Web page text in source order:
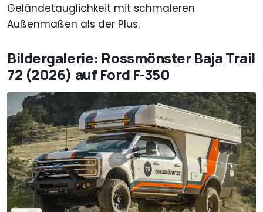
Geländetauglichkeit mit schmaleren
Außenmaßen als der Plus.
Bildergalerie: Rossmönster Baja Trail
72 (2026) auf Ford F-350